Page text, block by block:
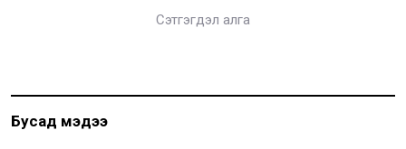
Сэтгэгдэл алга
Бусад мэдээ